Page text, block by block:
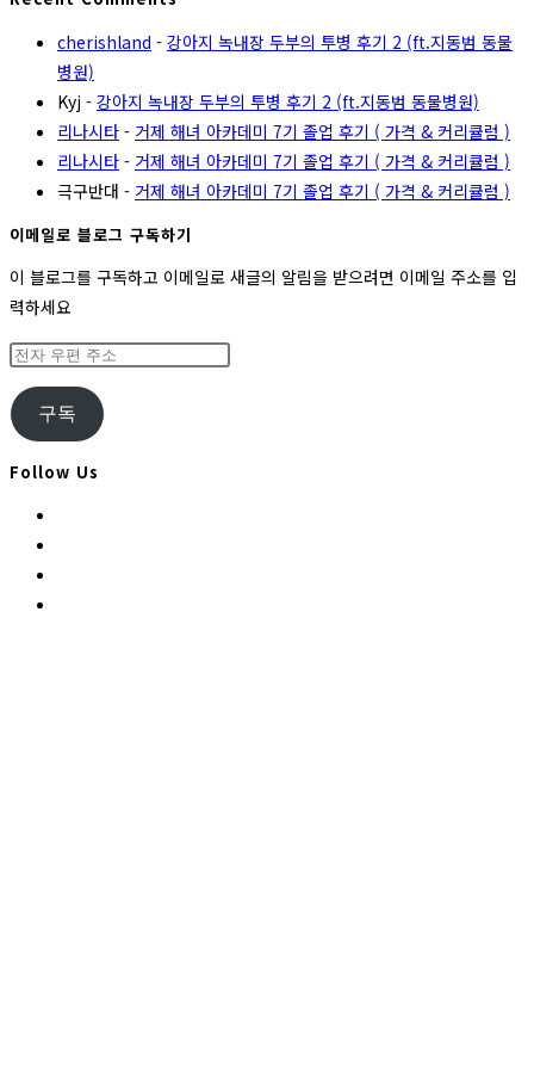
cherishland - 강아지 녹내장 두부의 투병 후기 2 (ft.지동범 동물
병원)
Kyj - 강아지 녹내장 두부의 투병 후기 2 (ft.지동범 동물병원)
리나시타 - 거제 해녀 아카데미 7기 졸업 후기 ( 가격 & 커리큘럼 )
리나시타 - 거제 해녀 아카데미 7기 졸업 후기 ( 가격 & 커리큘럼 )
극구반대 - 거제 해녀 아카데미 7기 졸업 후기 ( 가격 & 커리큘럼 )
이메일로 블로그 구독하기
이 블로그를 구독하고 이메일로 새글의 알림을 받으려면 이메일 주소를 입
력하세요
전
우
편
주
구독
Follow Us